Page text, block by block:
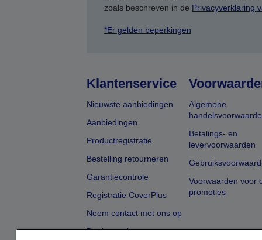
zoals beschreven in de Privacyverklaring
*Er gelden beperkingen
Klantenservice
Nieuwste aanbiedingen
Aanbiedingen
Productregistratie
Bestelling retourneren
Garantiecontrole
Registratie CoverPlus
Neem contact met ons op
Dealer zoeken
Algemene
Betalings- en
levervoorwaarden
Voorwaarden voor
promoties